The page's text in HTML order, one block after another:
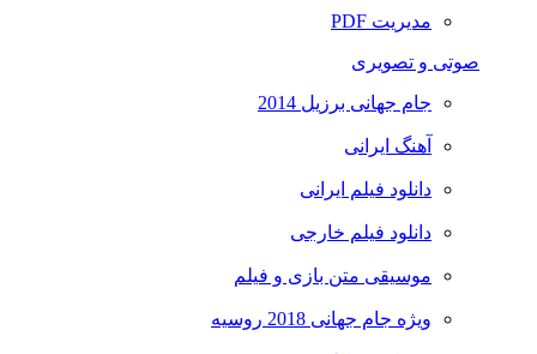
مدیریت PDF
صوتی و تصویری
جام جهانی برزیل 2014
آهنگ ایرانی
دانلود فیلم ایرانی
دانلود فیلم خارجی
موسیقی متن بازی و فیلم
ویژه جام جهانی 2018 روسیه